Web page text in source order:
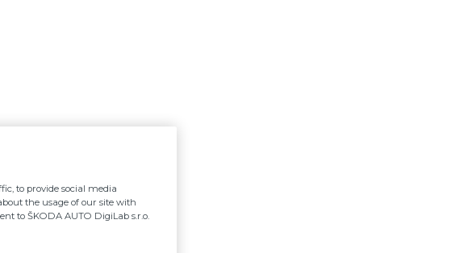
to provide social media
the usage of our site with
to ŠKODA AUTO DigiLab s.r.o.